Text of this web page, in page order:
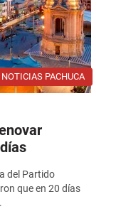
NOTICIAS PACHUCA
del Partido
que en 20 días